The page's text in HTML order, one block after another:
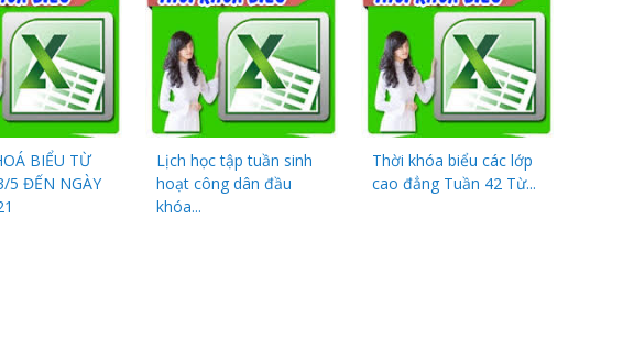
BIỂU TỪ
5 ĐẾN NGÀY
Lịch học tập tuần sinh
hoạt công dân đầu
khóa...
Thời khóa biểu các lớp
cao đẳng Tuần 42 Từ...